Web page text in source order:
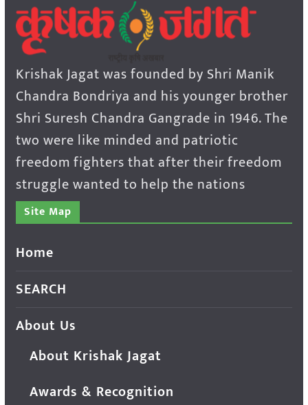
Krishak Jagat was founded by Shri Manik
Chandra Bondriya and his younger brother
Shri Suresh Chandra Gangrade in 1946. The
two were like minded and patriotic
freedom fighters that after their freedom
struggle wanted to help the nations
Site Map
Home
SEARCH
About Us
About Krishak Jagat
Awards & Recognition